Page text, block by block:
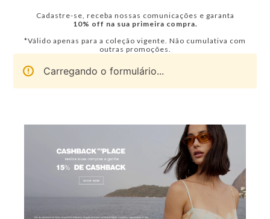
Cadastre-se, receba nossas comunicações e garanta
10% off na sua primeira compra.
*Válido apenas para a coleção vigente. Não cumulativa com
outras promoções.
Carregando o formulário...